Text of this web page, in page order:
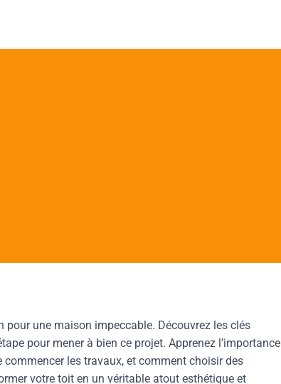
une maison impeccable. Découvrez les clés
pour mener à bien ce projet. Apprenez l’importance
les travaux, et comment choisir des
votre toit en un véritable atout esthétique et